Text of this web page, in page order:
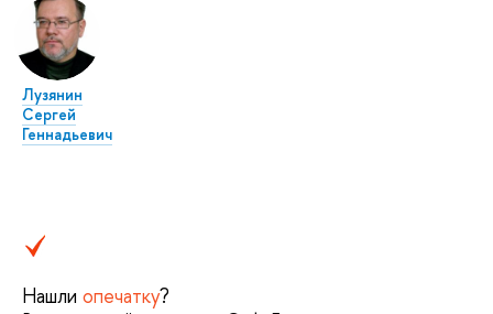
Лузянин
Сергей
Геннадьевич
Нашли опечатку?